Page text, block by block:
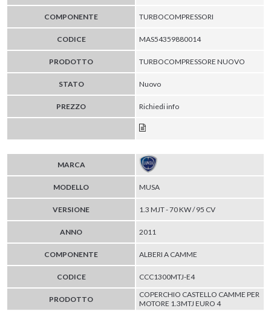
COMPONENTE TURBOCOMPRESSORI
CODICE MAS54359880014
PRODOTTO TURBOCOMPRESSORE NUOVO
STATO Nuovo
PREZZO Richiedi info
MARCA
MODELLO MUSA
VERSIONE 1.3 MJT - 70 KW / 95 CV
ANNO 2011
COMPONENTE ALBERI A CAMME
CODICE CCC1300MTJ-E4
PRODOTTO
COPERCHIO CASTELLO CAMME PER
MOTORE 1.3MTJ EURO 4